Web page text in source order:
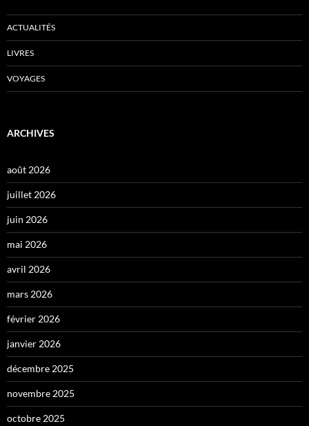
ACTUALITÉS
LIVRES
VOYAGES
ARCHIVES
août 2026
juillet 2026
juin 2026
mai 2026
avril 2026
mars 2026
février 2026
janvier 2026
décembre 2025
novembre 2025
octobre 2025